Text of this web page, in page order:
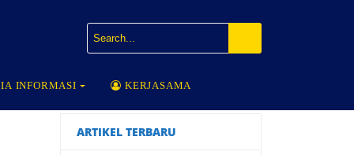
INFORMASI KERJASAMA
ARTIKEL TERBARU